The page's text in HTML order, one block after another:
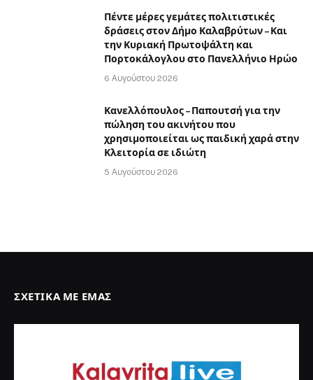
Πέντε μέρες γεμάτες πολιτιστικές
δράσεις στον Δήμο Καλαβρύτων – Και
την Κυριακή Πρωτοψάλτη και
Πορτοκάλογλου στο Πανελλήνιο Ηρώο
6 Αυγούστου 2026
Κανελλόπουλος – Παπουτσή για την
πώληση του ακινήτου που
χρησιμοποιείται ως παιδική χαρά στην
Κλειτορία σε ιδιώτη
5 Αυγούστου 2026
ΣΧΕΤΙΚΆ ΜΕ ΕΜΆΣ